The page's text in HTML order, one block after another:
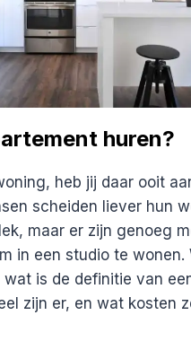
huren?
heb jij daar ooit
scheiden liever hun
maar er zijn genoeg
in een studio te wonen.
wat is de definitie van
zijn er, en wat kosten